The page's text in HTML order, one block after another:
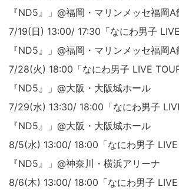
『ND5』」@福岡・マリンメッセ福岡A
7/19(日) 13:00/ 17:30「なにわ男子
『ND5』」@福岡・マリンメッセ福岡A
7/28(火) 18:00「なにわ男子 LIVE
『ND5』」@大阪・大阪城ホール
7/29(水) 13:30/ 18:00「なにわ男子
『ND5』」@大阪・大阪城ホール
8/5(水) 13:00/ 18:00「なにわ男子
『ND5』」@神奈川・横浜アリーナ
8/6(木) 13:00/ 18:00「なにわ男子